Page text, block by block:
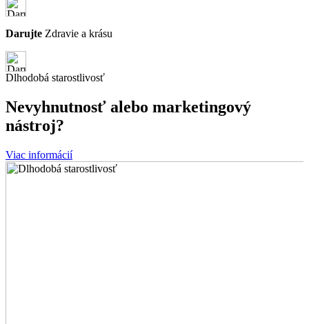
Darujte Zdravie a krásu
Dlhodobá starostlivosť
Nevyhnutnosť alebo marketingový
nástroj?
Viac informácií